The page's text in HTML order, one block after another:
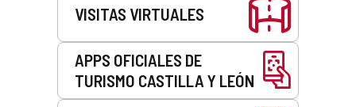
VISITAS VIRTUALES
APPS OFICIALES DE
TURISMO CASTILLA Y LEÓN